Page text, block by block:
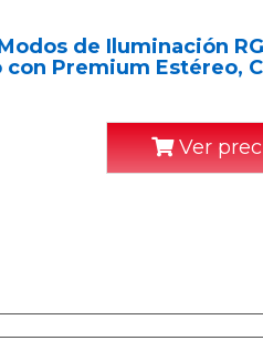
de Iluminación
Premium Estéreo,
Ver